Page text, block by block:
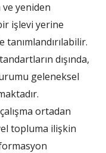
yeniden
işlevi yerine
tanımlandırılabilir.
dışında,
geleneksel
ortadan
topluma ilişkin